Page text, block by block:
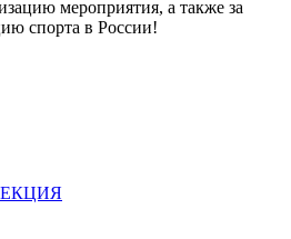
мероприятия, а также за
спорта в России!